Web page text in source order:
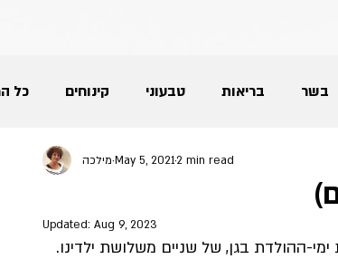
כל קינוחים טבעוני בריאות בשר
מתכונים בצ'יק צ'ק עוגות ועוגיות
תזונה קטוגנית-דלת
מילכה May 5, 20212 min read
Updated: Aug 9, 2023
ההולדת בגן, של שניים משלושת ילדינו.